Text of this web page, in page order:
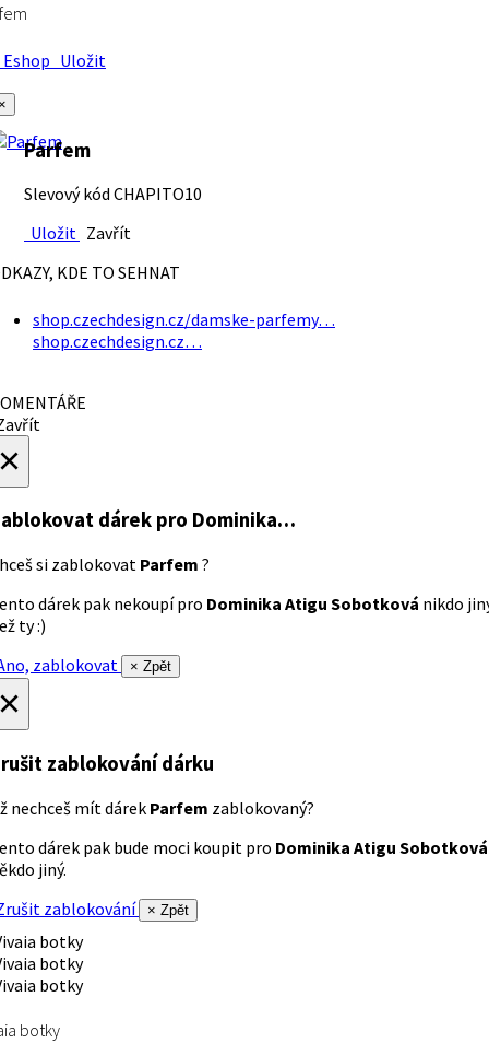
Uložit
Parfem
Slevový kód CHAPITO10
Uložit Zavřít
KDE TO SEHNAT
shop.czechdesign.cz/damske-parfemy…
shop.czechdesign.cz…
dárek pro Dominika…
si zablokovat Parfem ?
dárek pak nekoupí pro Dominika Atigu Sobotková nikdo
ty :)
zablokovat
× Zpět
zablokování dárku
nechceš mít dárek Parfem zablokovaný?
dárek pak bude moci koupit pro Dominika Atigu Sobotková
jiný.
zablokování
× Zpět
botky